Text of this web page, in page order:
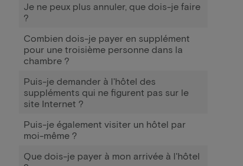
Je ne peux plus annuler, que dois-je faire
?
Combien dois-je payer en supplément
pour une troisième personne dans la
chambre ?
Puis-je demander à l'hôtel des
suppléments qui ne figurent pas sur le
site Internet ?
Puis-je également visiter un hôtel par
moi-même ?
Que dois-je payer à mon arrivée à l'hôtel